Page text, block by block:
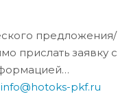
предложения/
прислать заявку с
info@hotoks-pkf.ru